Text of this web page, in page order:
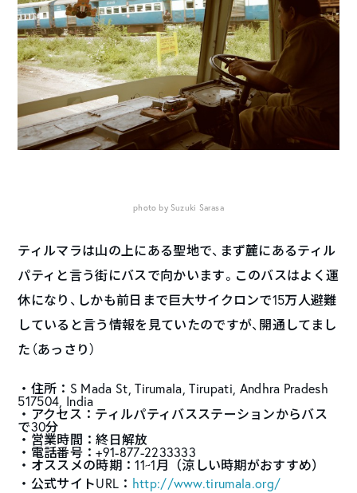
photo by Suzuki Sarasa
ティルマラは山の上にある聖地で、まず麓にあるティル
パティと言う街にバスで向かいます。このバスはよく運
休になり、しかも前日まで巨大サイクロンで15万人避難
していると言う情報を見ていたのですが、開通してまし
た（あっさり）
・住所：S Mada St, Tirumala, Tirupati, Andhra Pradesh
517504, India
・アクセス：ティルパティバスステーションからバス
で30分
・営業時間：終日解放
・電話番号：+91-877-2233333
・オススメの時期：11~1月（涼しい時期がおすすめ）
・公式サイトURL： http://www.tirumala.org/